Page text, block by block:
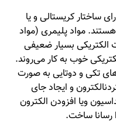
ساختار کریستالی و یا
مواد پلیمری (مواد
الکتریکی بسیار ضعیفی
خوب به کار می‌روند.
تکی و دوتایی به صورت
و ایجاد جای
ویا افزودن الکترون
رسانا ساخت.